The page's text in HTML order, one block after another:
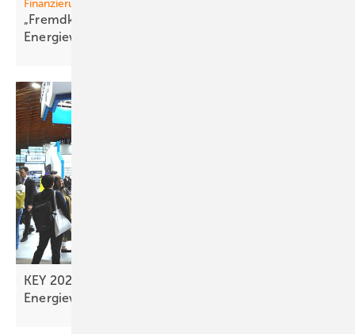
Finanzierung
„Fremdkapital is t der Schlüssel zur
Energiewende“
KEY 2026 - Rückenwind für die solare
Energiewende aus